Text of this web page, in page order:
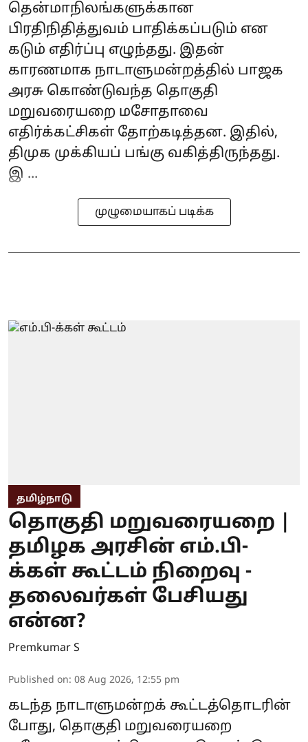
தென்மாநிலங்களுக்கான
பிரதிநிதித்துவம் பாதிக்கப்படும் என
கடும் எதிர்ப்பு எழுந்தது. இதன்
காரணமாக நாடாளுமன்றத்தில் பாஜக
அரசு கொண்டுவந்த தொகுதி
மறுவரையறை மசோதாவை
எதிர்க்கட்சிகள் தோற்கடித்தன. இதில்,
திமுக முக்கியப் பங்கு வகித்திருந்தது.
இ ...
முழுமையாகப் படிக்க
தமிழ்நாடு
தொகுதி மறுவரையறை |
தமிழக அரசின் எம்.பி-
க்கள் கூட்டம் நிறைவு -
தலைவர்கள் பேசியது
என்ன?
Premkumar S
Published on: 08 Aug 2026, 12:55 pm
கடந்த நாடாளுமன்றக் கூட்டத்தொடரின்
போது, தொகுதி மறுவரையறை